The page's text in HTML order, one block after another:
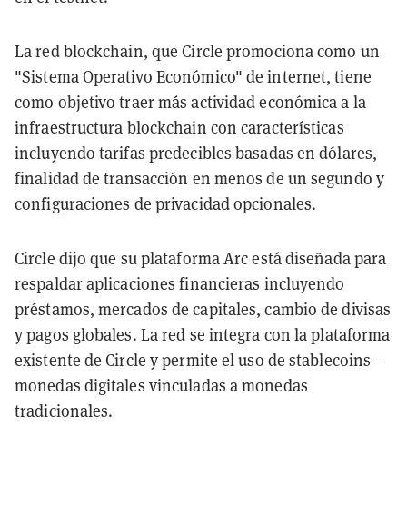
La red blockchain, que Circle promociona como un
"Sistema Operativo Económico" de internet, tiene
como objetivo traer más actividad económica a la
infraestructura blockchain con características
incluyendo tarifas predecibles basadas en dólares,
finalidad de transacción en menos de un segundo y
configuraciones de privacidad opcionales.
Circle dijo que su plataforma Arc está diseñada para
respaldar aplicaciones financieras incluyendo
préstamos, mercados de capitales, cambio de divisas
y pagos globales. La red se integra con la plataforma
existente de Circle y permite el uso de stablecoins—
monedas digitales vinculadas a monedas
tradicionales.